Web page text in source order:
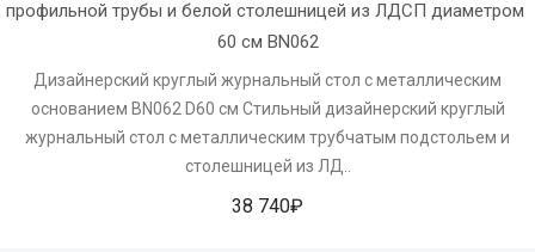
профильной трубы и белой столешницей из ЛДСП диаметром
60 см BN062
Дизайнерский круглый журнальный стол с металлическим
основанием BN062 D60 см Стильный дизайнерский круглый
журнальный стол с металлическим трубчатым подстольем и
столешницей из ЛД..
38 740₽